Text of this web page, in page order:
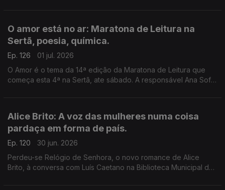
O amor está no ar: Maratona de Leitura na
Sertã, poesia, química.
Ep. 126
01 jul. 2026
O Amor é o tema da 14ª edição da Maratona de Leitura que
começa esta 4ª na Sertã, ate sábado. A responsável Ana Sofia
Alice Brito: A voz das mulheres numa coisa
pardaça em forma de país.
Ep. 120
30 jun. 2026
Perdeu-se Relógio de Senhora, o novo romance de Alice
Brito, à conversa com Luís Caetano na Biblioteca Municipal de